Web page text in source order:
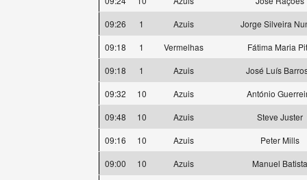
09:26
1 Azuis
Jorge Silveira
09:18
1 Vermelhas
Fátima Maria
09:18
1 Azuis
José Luís
09:32
10 Azuis
António
09:48
10 Azuis
Steve Juster
09:16
10 Azuis
Peter Mills
09:00
10 Azuis
Manuel Batista